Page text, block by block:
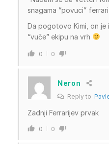
snagama “povuci”
Da pogotovo Kimi, on
“vuče” ekipu na vrh
0 0
Neron
Reply to
Zadnji Ferrarijev prvak
0 0